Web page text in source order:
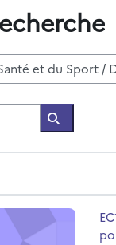
Zoek
UE 3.3 :